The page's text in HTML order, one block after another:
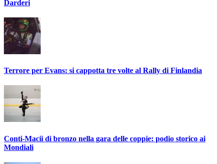
Darderi
Terrore per Evans: si cappotta tre volte al Rally di Finlandia
Conti-Macii di bronzo nella gara delle coppie: podio storico ai
Mondiali